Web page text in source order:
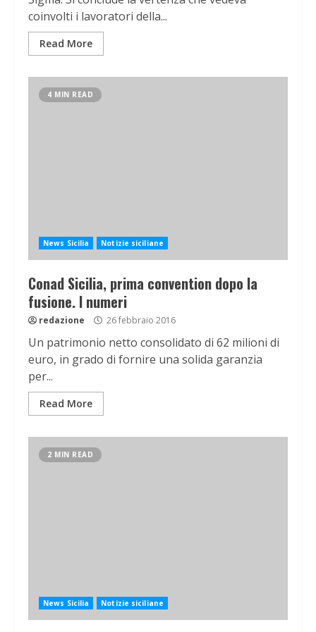
coinvolti i lavoratori della...
Read More
4 MIN READ
News Sicilia Notizie siciliane
Conad Sicilia, prima convention dopo la
fusione. I numeri
redazione 26 febbraio 2016
Un patrimonio netto consolidato di 62 milioni di
euro, in grado di fornire una solida garanzia
per...
Read More
2 MIN READ
News Sicilia Notizie siciliane